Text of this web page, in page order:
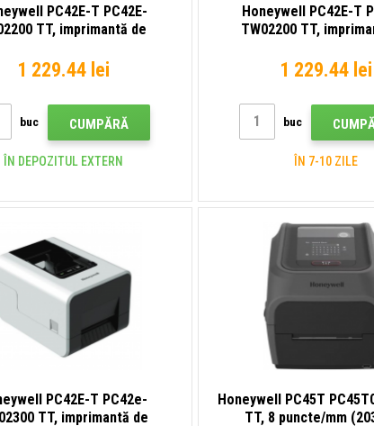
PC42E-T PC42E-
TT, imprimantă de
USB, Ethernet, negru
1 229.44 lei
buc CUMPĂRĂ
ÎN DEPOZITUL EXTERN
Honeywell PC42E-T
TW02200 TT,
USB, Ethernet, alb
1 229.44 lei
buc
ÎN 7-10 ZILE
PC42E-T PC42e-
TT, imprimantă de
Honeywell PC45T
TT, 8 puncte/mm